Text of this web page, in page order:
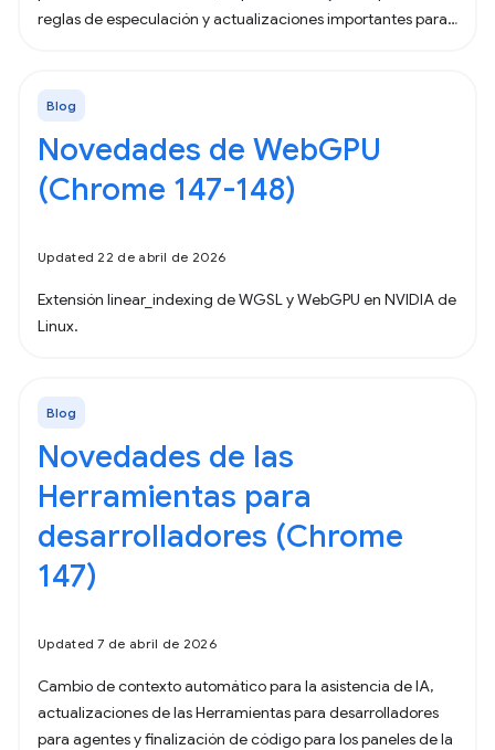
reglas de especulación y actualizaciones importantes para
Blog
Novedades de WebGPU
(Chrome 147-148)
Updated 22 de abril de 2026
Extensión linear_indexing de WGSL y WebGPU en NVIDIA de
Linux.
Blog
Novedades de las
Herramientas para
desarrolladores (Chrome
147)
Updated 7 de abril de 2026
Cambio de contexto automático para la asistencia de IA,
actualizaciones de las Herramientas para desarrolladores
para agentes y finalización de código para los paneles de la